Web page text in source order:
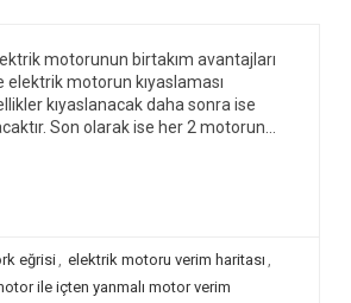
motorunun birtakım avantajları
elektrik motorun kıyaslaması
kıyaslanacak daha sonra ise
Son olarak ise her 2 motorun…
eğrisi elektrik motoru verim haritası
ile içten yanmalı motor verim